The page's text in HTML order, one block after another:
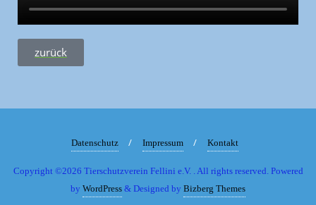
zurück
Datenschutz Impressum Kontakt
Copyright ©2026 Tierschutzverein Fellini e.V. . All rights reserved. Powered
by WordPress & Designed by Bizberg Themes